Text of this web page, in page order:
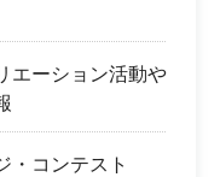
エーション活動や
・コンテスト